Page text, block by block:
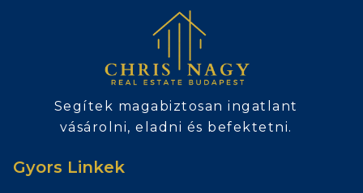
Segítek magabiztosan ingatlant
vásárolni, eladni és befektetni.
Gyors Linkek